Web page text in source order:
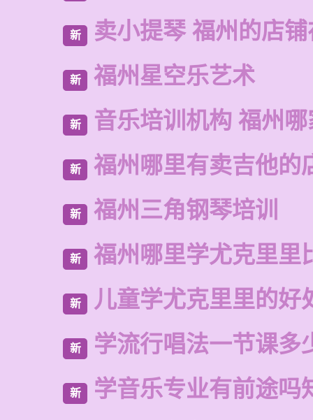
新 卖小提琴 福州的店
新 福州星空乐艺术
新 音乐培训机构 福州
新 福州哪里有卖吉他的
新 福州三角钢琴培训
新 福州哪里学尤克里里
新 儿童学尤克里里的好
新 学流行唱法一节课多
新 学音乐专业有前途吗